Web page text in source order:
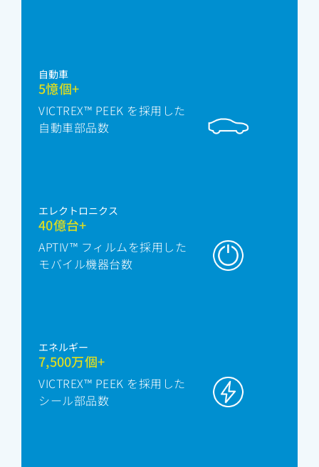
自動車
5憶個+
VICTREX™ PEEK を採用した
自動車部品数
エレクトロニクス
40億台+
APTIV™ フィルムを採用した
モバイル機器台数
エネルギー
7,500万個+
VICTREX™ PEEK を採用した
シール部品数